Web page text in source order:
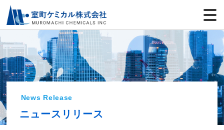
News Release
ニュースリリース